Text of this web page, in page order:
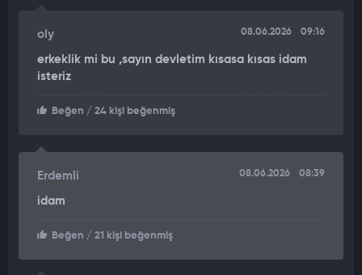
oly 08.06.2026 09:16
erkeklik mi bu ,sayın devletim kısasa kısas idam
isteriz
Beğen / 24 kişi beğenmiş
Erdemli 08.06.2026 08:39
idam
Beğen / 21 kişi beğenmiş